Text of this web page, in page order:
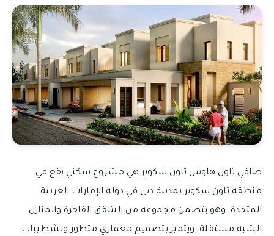
صافي تاون هاوس تاون سكوير هي مشروع سكني يقع في
منطقة تاون سكوير بمدينة دبي في دولة الإمارات العربية
المتحدة. وهو يتضمن مجموعة من الشقق الفاخرة والمنازل
الشبه مستقلة، ويتميز بتصميم معماري متطور وتشطيبات